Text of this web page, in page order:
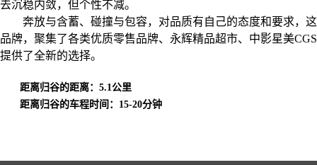
去沉稳内敛，但个性不减。
奔放与含蓄、碰撞与包容，对品质有自己的态度和要求，
品牌，聚集了各类优质零售品牌、永辉精品超市、中影星美
提供了全新的选择。
距离归谷的距离：5.1公里
距离归谷的车程时间：15-20分钟